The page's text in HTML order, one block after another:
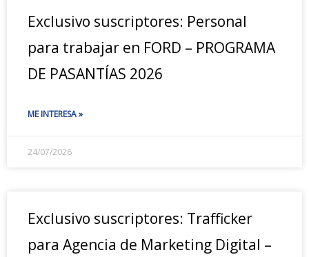
Exclusivo suscriptores: Personal
para trabajar en FORD – PROGRAMA
DE PASANTÍAS 2026
ME INTERESA »
24/07/2026
Exclusivo suscriptores: Trafficker
para Agencia de Marketing Digital –